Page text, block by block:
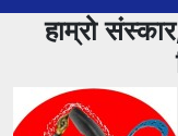
हाम्रो